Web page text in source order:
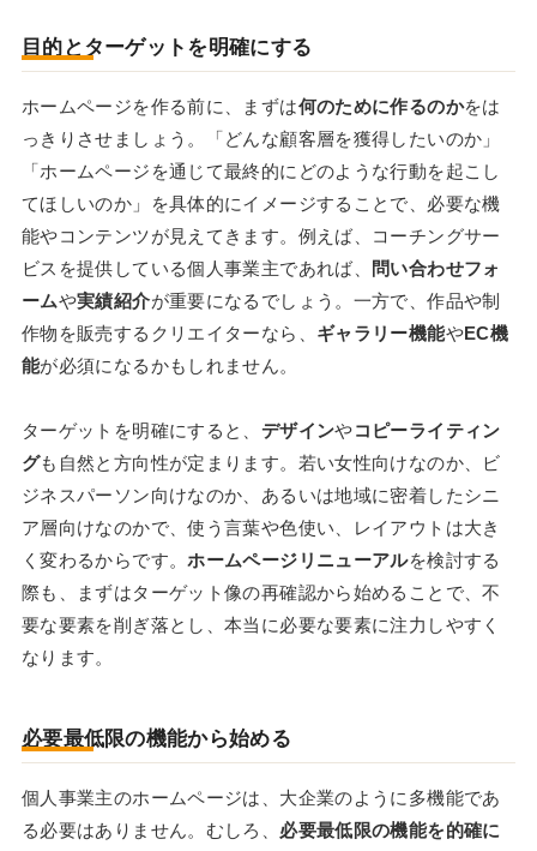
目的とターゲットを明確にする
ホームページを作る前に、まずは何のために作るのかをは
っきりさせましょう。「どんな顧客層を獲得したいのか」
「ホームページを通じて最終的にどのような行動を起こし
てほしいのか」を具体的にイメージすることで、必要な機
能やコンテンツが見えてきます。例えば、コーチングサー
ビスを提供している個人事業主であれば、
問い合わせフォ
ームや実績紹介が重要になるでしょう。一方で、作品や制
作物を販売するクリエイターなら、 ギャラリー機能やEC機
能が必須になるかもしれません。
ターゲットを明確にすると、 デザインやコピーライティン
グも自然と方向性が定まります。若い女性向けなのか、ビ
ジネスパーソン向けなのか、あるいは地域に密着したシニ
ア層向けなのかで、使う言葉や色使い、レイアウトは大き
く変わるからです。ホームページリニューアルを検討する
際も、まずはターゲット像の再確認から始めることで、不
要な要素を削ぎ落とし、本当に必要な要素に注力しやすく
なります。
必要最低限の機能から始める
個人事業主のホームページは、大企業のように多機能であ
る必要はありません。むしろ、 必要最低限の機能を的確に